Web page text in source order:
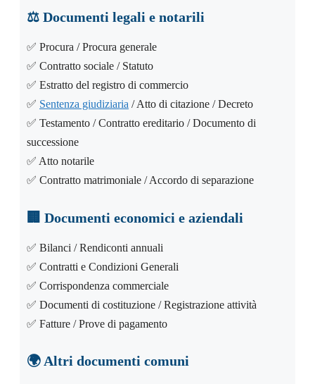
⚖️ Documenti legali e notarili
✅ Procura / Procura generale
✅ Contratto sociale / Statuto
✅ Estratto del registro di commercio
✅ Sentenza giudiziaria / Atto di citazione / Decreto
✅ Testamento / Contratto ereditario / Documento di
successione
✅ Atto notarile
✅ Contratto matrimoniale / Accordo di separazione
🏢 Documenti economici e aziendali
✅ Bilanci / Rendiconti annuali
✅ Contratti e Condizioni Generali
✅ Corrispondenza commerciale
✅ Documenti di costituzione / Registrazione attività
✅ Fatture / Prove di pagamento
🌍 Altri documenti comuni